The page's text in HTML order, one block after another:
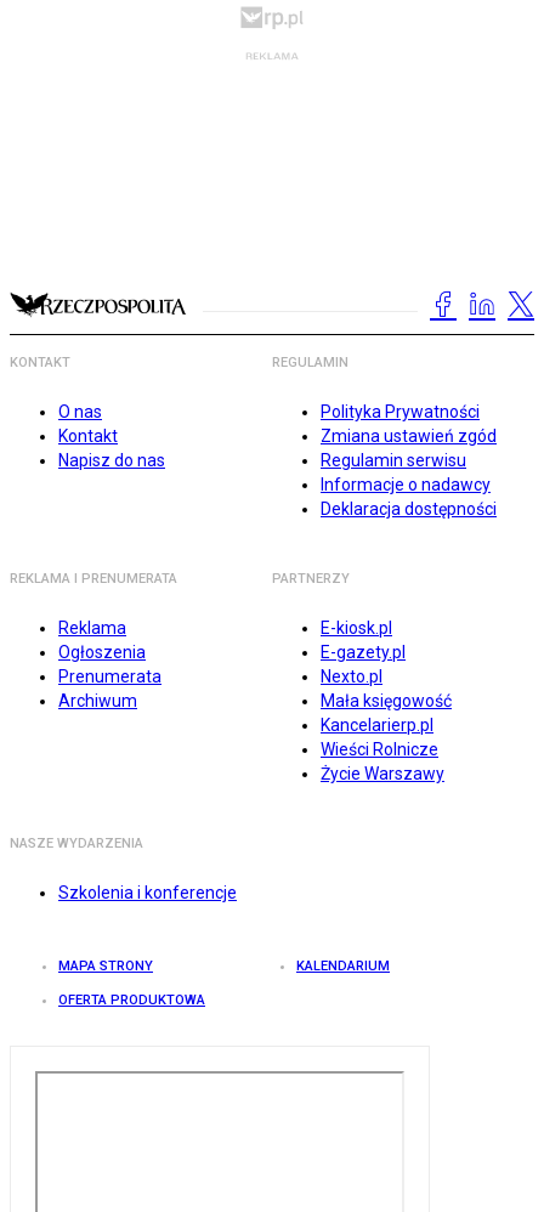
KONTAKT
O nas
Kontakt
Napisz do nas
REGULAMIN
Polityka Prywatności
Zmiana ustawień zgód
Regulamin serwisu
Informacje o nadawcy
Deklaracja dostępności
REKLAMA I PRENUMERATA
Reklama
Ogłoszenia
Prenumerata
Archiwum
PARTNERZY
E-kiosk.pl
E-gazety.pl
Nexto.pl
Mała księgowość
Kancelarierp.pl
Wieści Rolnicze
Życie Warszawy
NASZE WYDARZENIA
Szkolenia i konferencje
MAPA STRONY KALENDARIUM
OFERTA PRODUKTOWA